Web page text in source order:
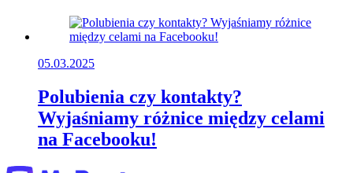
05.03.2025
Polubienia czy kontakty?
Wyjaśniamy różnice między celami
na Facebooku!